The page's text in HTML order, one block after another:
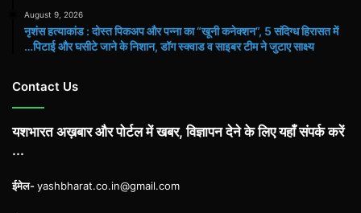
August 9, 2026
नृशंस हत्याकांड : दोस्त पिकअप और पन्ना का “खूनी कनेक्शन”, 5 संदिग्ध हिरासत में
…पिटाई और घसीटे जाने के निशान, डॉग स्क्वाड व साइबर टीम ने जुटाए साक्ष्य
Contact Us
यशभारत अख़बार और पोर्टल में खबर, विज्ञापन देने के लिए यहाँ संपर्क करें
...
ईमेल-yashbharat.co.in@gmail.com